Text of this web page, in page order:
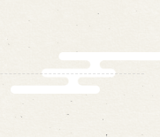
お問い合わせ